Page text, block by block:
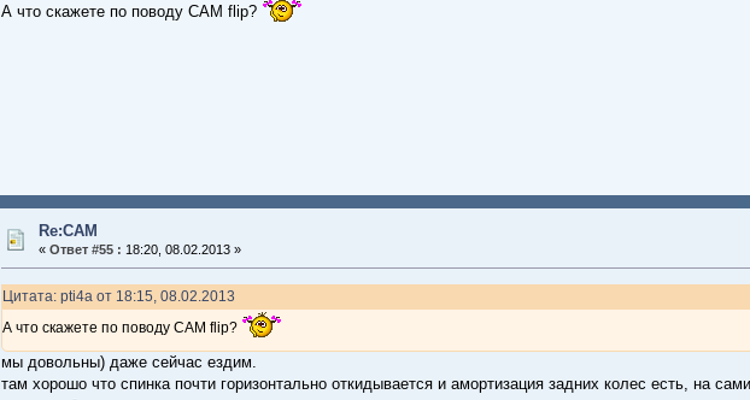
А что скажете по поводу CAM flip?
Re:CAM
« Ответ #55 : 18:20, 08.02.2013 »
Цитата: pti4a от 18:15, 08.02.2013
А что скажете по поводу CAM flip?
мы довольны) даже сейчас ездим.
там хорошо что спинка почти горизонтально откидывается и амортизация задних колес есть, на